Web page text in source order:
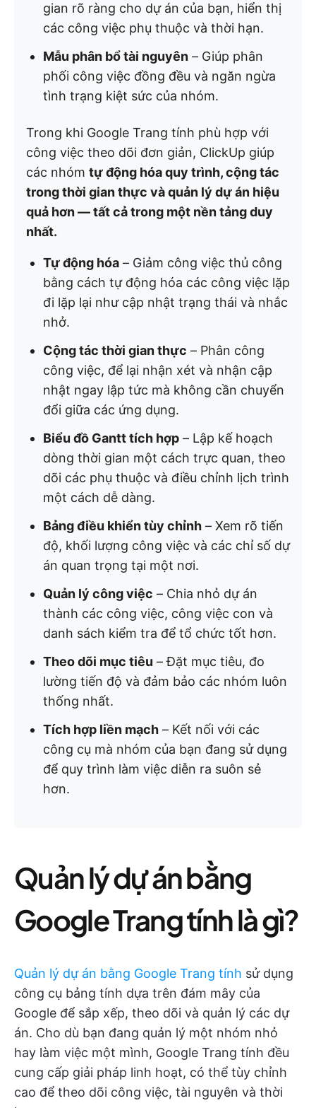
gian rõ ràng cho dự án của bạn, hiển thị
các công việc phụ thuộc và thời hạn.
Mẫu phân bổ tài nguyên – Giúp phân
phối công việc đồng đều và ngăn ngừa
tình trạng kiệt sức của nhóm.
Trong khi Google Trang tính phù hợp với
công việc theo dõi đơn giản, ClickUp giúp
các nhóm tự động hóa quy trình, cộng tác
trong thời gian thực và quản lý dự án hiệu
quả hơn — tất cả trong một nền tảng duy
nhất.
Tự động hóa – Giảm công việc thủ công
bằng cách tự động hóa các công việc lặp
đi lặp lại như cập nhật trạng thái và nhắc
nhở.
Cộng tác thời gian thực – Phân công
công việc, để lại nhận xét và nhận cập
nhật ngay lập tức mà không cần chuyển
đổi giữa các ứng dụng.
Biểu đồ Gantt tích hợp – Lập kế hoạch
dòng thời gian một cách trực quan, theo
dõi các phụ thuộc và điều chỉnh lịch trình
một cách dễ dàng.
Bảng điều khiển tùy chỉnh – Xem rõ tiến
độ, khối lượng công việc và các chỉ số dự
án quan trọng tại một nơi.
Quản lý công việc – Chia nhỏ dự án
thành các công việc, công việc con và
danh sách kiểm tra để tổ chức tốt hơn.
Theo dõi mục tiêu – Đặt mục tiêu, đo
lường tiến độ và đảm bảo các nhóm luôn
thống nhất.
Tích hợp liền mạch – Kết nối với các
công cụ mà nhóm của bạn đang sử dụng
để quy trình làm việc diễn ra suôn sẻ
hơn.
Quản lý dự án bằng
Google Trang tính là gì?
Quản lý dự án bằng Google Trang tính sử dụng
công cụ bảng tính dựa trên đám mây của
Google để sắp xếp, theo dõi và quản lý các dự
án. Cho dù bạn đang quản lý một nhóm nhỏ
hay làm việc một mình, Google Trang tính đều
cung cấp giải pháp linh hoạt, có thể tùy chỉnh
cao để theo dõi công việc, tài nguyên và thời